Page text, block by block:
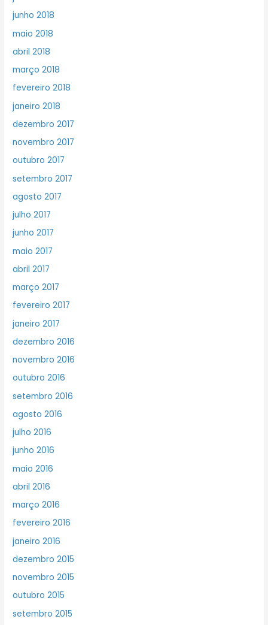
junho 2018
maio 2018
abril 2018
março 2018
fevereiro 2018
janeiro 2018
dezembro 2017
novembro 2017
outubro 2017
setembro 2017
agosto 2017
julho 2017
junho 2017
maio 2017
abril 2017
março 2017
fevereiro 2017
janeiro 2017
dezembro 2016
novembro 2016
outubro 2016
setembro 2016
agosto 2016
julho 2016
junho 2016
maio 2016
abril 2016
março 2016
fevereiro 2016
janeiro 2016
dezembro 2015
novembro 2015
outubro 2015
setembro 2015